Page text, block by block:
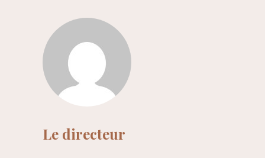
Le directeur